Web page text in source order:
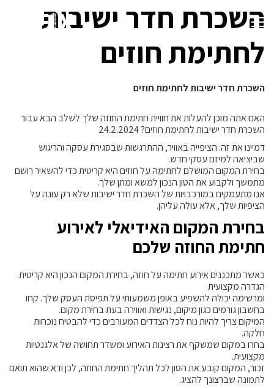
השכרת חדר ישיבות
לחתימת חוזים
השכרת חדר ישיבות לחתימת חוזים
האם אתה מוכן להעלות את חוויית חתימת החוזה שלך לשלב הבא עבור
השכרת חדר ישיבות לחתימת חוזים? 24.2.2024
דמיינו את זה: הציפייה באוויר, ההתרגשות שבסגירת עסקה והריגוש
שביציאה למיזם עסקי חדש.
בחירת המקום המושלם לחתימה על חוזים היא קריטית כדי להשאיר רושם
מתמשך ולקבוע את הטון הנכון למשא ומתן שלך.
אנו מתעמקים במורכבויות של השכרת חדר ישיבות שלא רק עונה על
הציפיות שלך, אלא עולה עליהן.
בחירת המקום האידיאלי לאירוע
חתימת החוזה שלכם
כאשר מתכננים אירוע חתימה על חוזה, בחירת המקום הנכון היא קריטית.
הגדרה מקצועית
ומרשימה יכולה להשפיע באופן משמעותי על תפיסת העסק שלך. קחו
בחשבון גורמים כגון מיקום, נגישות ואווירה בעת בחירת מקום.
המיקום צריך להיות נוח לכל הצדדים המעורבים כדי להבטיח נוכחות
חלקה.
בחרו במקום שמשקף את רצינות האירוע ומשדר תחושה של אלגנטיות
מקצועית.
זכור, המקום קובע את הטון לכל תהליך חתימת החוזה, לכן ודא שהוא תואם
לתמונה שברצונך להציג.